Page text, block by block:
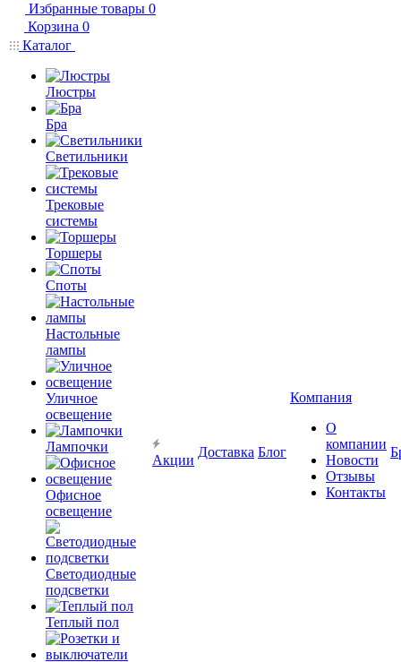
Избранные товары 0
Корзина 0
Каталог
Люстры
Бра
Светильники
Трековые
системы
Торшеры
Споты
Настольные
лампы
Уличное
освещение
Лампочки
Офисное
освещение
Светодиодные
подсветки
Теплый пол
Акции
Доставка Блог
Компания
О
компании
Новости
Отзывы
Контакты